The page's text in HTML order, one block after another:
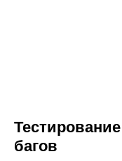
багов